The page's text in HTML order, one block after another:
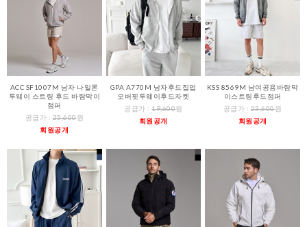
ACC SF1007M 남자 나일론
투웨이 스트링 후드 바람막이
점퍼
공급가 :25,600원
회원공개
GPA A770M 남자후드집업
오버핏투웨이후드자켓
공급가 :19,600원
회원공개
KSS 8569M 남여공용바람막
이스트링후드점퍼
공급가 : 23,600원
회원공개